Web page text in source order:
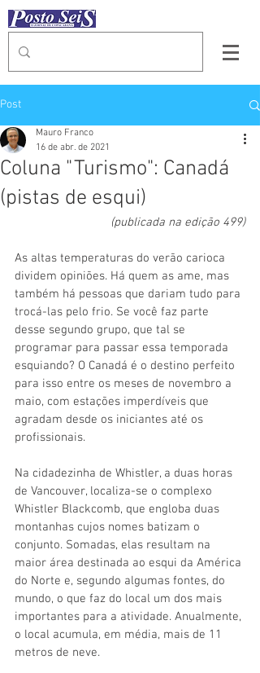
Post
Coluna "Turismo": Canadá
(pistas de esqui)
Mauro Franco
16 de abr. de 2021
(publicada na edição 499)
As altas temperaturas do verão carioca
dividem opiniões. Há quem as ame, mas
também há pessoas que dariam tudo para
trocá-las pelo frio. Se você faz parte
desse segundo grupo, que tal se
programar para passar essa temporada
esquiando? O Canadá é o destino perfeito
para isso entre os meses de novembro a
maio, com estações imperdíveis que
agradam desde os iniciantes até os
profissionais.
Na cidadezinha de Whistler, a duas horas
de Vancouver, localiza-se o complexo
Whistler Blackcomb, que engloba duas
montanhas cujos nomes batizam o
conjunto. Somadas, elas resultam na
maior área destinada ao esqui da América
do Norte e, segundo algumas fontes, do
mundo, o que faz do local um dos mais
importantes para a atividade. Anualmente,
o local acumula, em média, mais de 11
metros de neve.